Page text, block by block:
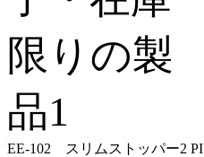
EE-102 スリムストッパー2 PI